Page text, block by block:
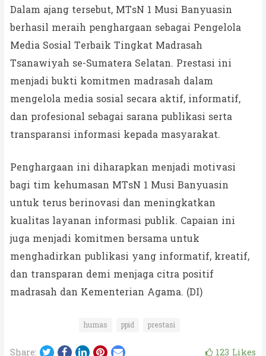
Dalam ajang tersebut, MTsN 1 Musi Banyuasin
berhasil meraih penghargaan sebagai Pengelola
Media Sosial Terbaik Tingkat Madrasah
Tsanawiyah se-Sumatera Selatan. Prestasi ini
menjadi bukti komitmen madrasah dalam
mengelola media sosial secara aktif, informatif,
dan profesional sebagai sarana publikasi serta
transparansi informasi kepada masyarakat.
Penghargaan ini diharapkan menjadi motivasi
bagi tim kehumasan MTsN 1 Musi Banyuasin
untuk terus berinovasi dan meningkatkan
kualitas layanan informasi publik. Capaian ini
juga menjadi komitmen bersama untuk
menghadirkan publikasi yang informatif, kreatif,
dan transparan demi menjaga citra positif
madrasah dan Kementerian Agama. (DI)
humas ppid prestasi
Share: Twitter
Facebook
LinkedIn
Pinterest
Email 123 Likes